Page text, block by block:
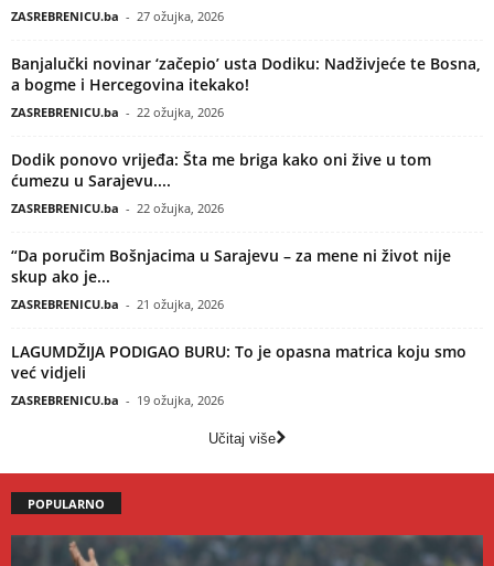
ZASREBRENICU.ba - 27 ožujka, 2026
Banjalučki novinar ‘začepio’ usta Dodiku: Nadživjeće te Bosna,
a bogme i Hercegovina itekako!
ZASREBRENICU.ba - 22 ožujka, 2026
Dodik ponovo vrijeđa: Šta me briga kako oni žive u tom
ćumezu u Sarajevu....
ZASREBRENICU.ba - 22 ožujka, 2026
“Da poručim Bošnjacima u Sarajevu – za mene ni život nije
skup ako je...
ZASREBRENICU.ba - 21 ožujka, 2026
LAGUMDŽIJA PODIGAO BURU: To je opasna matrica koju smo
već vidjeli
ZASREBRENICU.ba - 19 ožujka, 2026
Učitaj više
POPULARNO